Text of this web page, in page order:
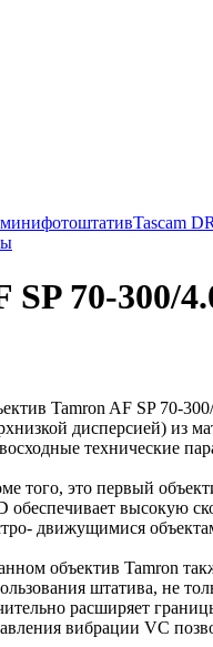
Tascam
SP 70-300/
Tamron AF SP 70-
дисперсией) из
технические
того, это первый
обеспечивает высокую
движущимися
объектив Tamron
штатива, не
расширяет
вибрации VC